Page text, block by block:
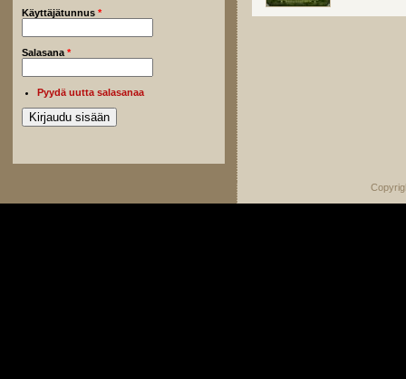
Käyttäjätunnus *
Salasana *
Pyydä uutta salasanaa